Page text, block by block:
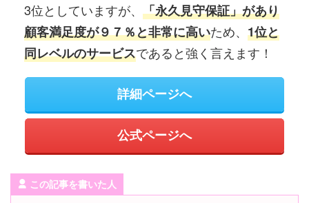
3位としていますが、 「永久見守保証」があり
顧客満足度が９７％と非常に高いため、 1位と
同レベルのサービスであると強く言えます！
詳細ページへ
公式ページへ
この記事を書いた人